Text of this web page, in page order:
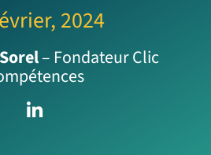
2024
– Fondateur Clic